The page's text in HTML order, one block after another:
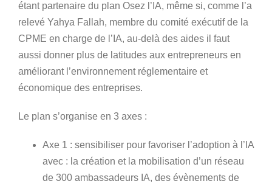
étant partenaire du plan Osez l’IA, même si, comme l’a
relevé Yahya Fallah, membre du comité exécutif de la
CPME en charge de l’IA, au-delà des aides il faut
aussi donner plus de latitudes aux entrepreneurs en
améliorant l’environnement réglementaire et
économique des entreprises.
Le plan s’organise en 3 axes :
Axe 1 : sensibiliser pour favoriser l’adoption à l’IA
avec : la création et la mobilisation d’un réseau
de 300 ambassadeurs IA, des évènements de